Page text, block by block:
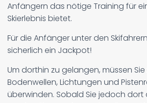
Anfängern das nötige Training für
Skierlebnis bietet.
Für die Anfänger unter den
sicherlich ein Jackpot!
Um dorthin zu gelangen, müssen
Bodenwellen, Lichtungen und
überwinden. Sobald Sie jedoch dort